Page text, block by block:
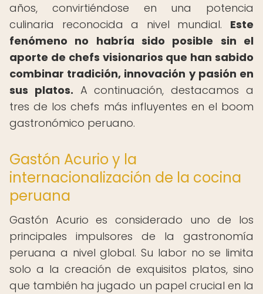
años, convirtiéndose en una potencia
culinaria reconocida a nivel mundial. Este
fenómeno no habría sido posible sin el
aporte de chefs visionarios que han sabido
combinar tradición, innovación y pasión en
sus platos. A continuación, destacamos a
tres de los chefs más influyentes en el boom
gastronómico peruano.
Gastón Acurio y la
internacionalización de la cocina
peruana
Gastón Acurio es considerado uno de los
principales impulsores de la gastronomía
peruana a nivel global. Su labor no se limita
solo a la creación de exquisitos platos, sino
que también ha jugado un papel crucial en la